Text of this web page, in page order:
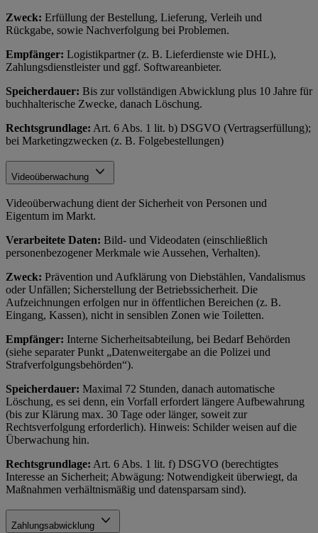
Zweck: Erfüllung der Bestellung, Lieferung, Verleih und
Rückgabe, sowie Nachverfolgung bei Problemen.
Empfänger: Logistikpartner (z. B. Lieferdienste wie DHL),
Zahlungsdienstleister und ggf. Softwareanbieter.
Speicherdauer: Bis zur vollständigen Abwicklung plus 10 Jahre für
buchhalterische Zwecke, danach Löschung.
Rechtsgrundlage: Art. 6 Abs. 1 lit. b) DSGVO (Vertragserfüllung);
bei Marketingzwecken (z. B. Folgebestellungen)
Videoüberwachung
Videoüberwachung dient der Sicherheit von Personen und
Eigentum im Markt.
Verarbeitete Daten: Bild- und Videodaten (einschließlich
personenbezogener Merkmale wie Aussehen, Verhalten).
Zweck: Prävention und Aufklärung von Diebstählen, Vandalismus
oder Unfällen; Sicherstellung der Betriebssicherheit. Die
Aufzeichnungen erfolgen nur in öffentlichen Bereichen (z. B.
Eingang, Kassen), nicht in sensiblen Zonen wie Toiletten.
Empfänger: Interne Sicherheitsabteilung, bei Bedarf Behörden
(siehe separater Punkt „Datenweitergabe an die Polizei und
Strafverfolgungsbehörden“).
Speicherdauer: Maximal 72 Stunden, danach automatische
Löschung, es sei denn, ein Vorfall erfordert längere Aufbewahrung
(bis zur Klärung max. 30 Tage oder länger, soweit zur
Rechtsverfolgung erforderlich). Hinweis: Schilder weisen auf die
Überwachung hin.
Rechtsgrundlage: Art. 6 Abs. 1 lit. f) DSGVO (berechtigtes
Interesse an Sicherheit; Abwägung: Notwendigkeit überwiegt, da
Maßnahmen verhältnismäßig und datensparsam sind).
Zahlungsabwicklung